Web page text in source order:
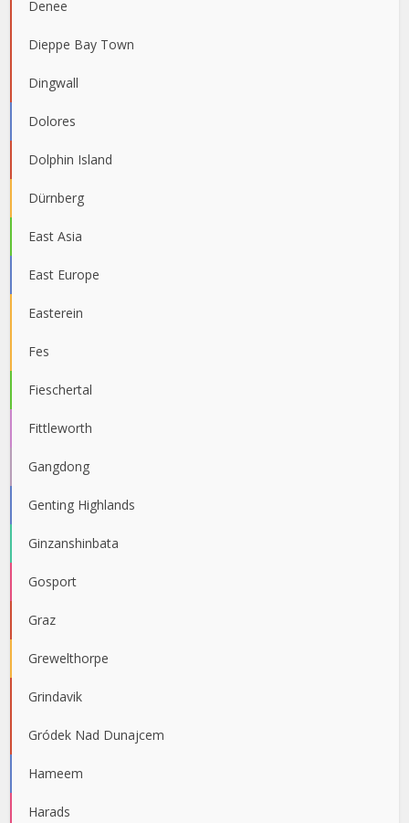
Denee
Dieppe Bay Town
Dingwall
Dolores
Dolphin Island
Dürnberg
East Asia
East Europe
Easterein
Fes
Fieschertal
Fittleworth
Gangdong
Genting Highlands
Ginzanshinbata
Gosport
Graz
Grewelthorpe
Grindavik
Gródek Nad Dunajcem
Hameem
Harads